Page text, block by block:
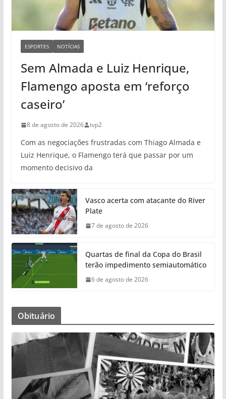
ESPORTES NOTÍCIAS
Sem Almada e Luiz Henrique,
Flamengo aposta em ‘reforço
caseiro’
8 de agosto de 2026 tvp2
Com as negociações frustradas com Thiago Almada e
Luiz Henrique, o Flamengo terá que passar por um
momento decisivo da
Vasco acerta com atacante do River
Plate
7 de agosto de 2026
Quartas de final da Copa do Brasil
terão impedimento semiautomático
6 de agosto de 2026
Obituário